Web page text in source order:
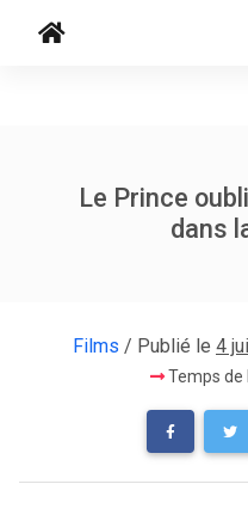
Le Prince
dans
Films / Publié le 4
Temps de